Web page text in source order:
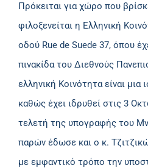
Πρόκειται για χώρο που
φιλοξενείται η Ελληνική
οδού Rue de Suede 37, όπου
πινακίδα του Διεθνούς
ελληνική Κοινότητα είναι μια
καθώς έχει ιδρυθεί στις 3
τελετή της υπογραφής του
παρών έδωσε και ο κ.
με εμφαντικό τρόπο την